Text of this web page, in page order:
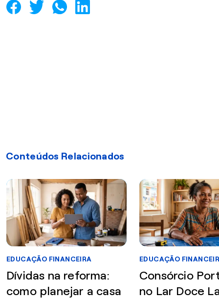
Conteúdos Relacionados
EDUCAÇÃO FINANCEIRA
Dívidas na reforma:
como planejar a casa
EDUCAÇÃO
Consórcio
no Lar Doce